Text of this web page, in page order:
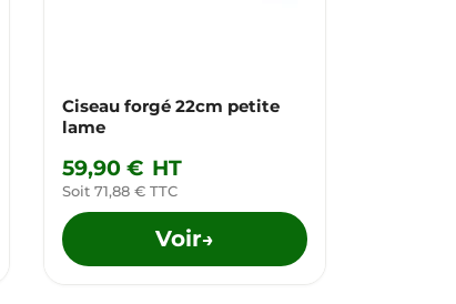
Ciseau forgé 22cm petite
lame
59,90 € HT
Soit 71,88 € TTC
Voir→